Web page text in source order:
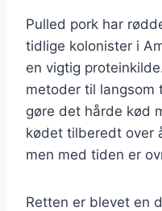
Pulled pork har
tidlige kolonister i
en vigtig
metoder til langsom
gøre det hårde kød
kødet tilberedt over
men med tiden er
Retten er blevet en